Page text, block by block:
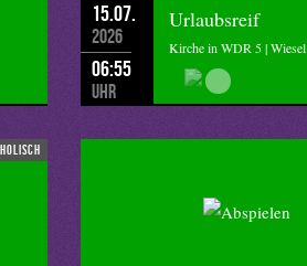
15.07.
2026
06:55
Uhr
Urlaubsreif
Kirche in WDR 5 | Wiesel